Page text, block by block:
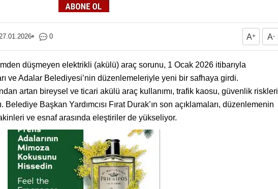
0 A+ A-
düşmeyen elektrikli (akülü) araç sorunu, 1 Ocak 2026 itibarıyla
ve Adalar Belediyesi’nin düzenlemeleriyle yeni bir safhaya girdi.
artan bireysel ve ticari akülü araç kullanımı, trafik kaosu, güvenlik riskleri
Belediye Başkan Yardımcısı Fırat Durak’ın son açıklamaları, düzenlemenin
ve esnaf arasında eleştiriler de yükseliyor.